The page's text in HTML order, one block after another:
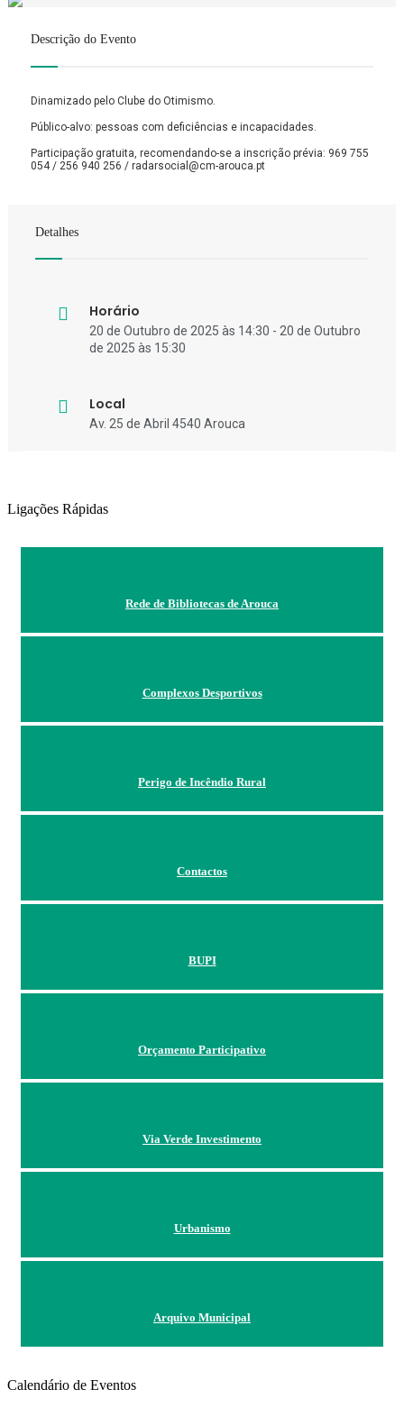
Descrição do Evento
Dinamizado pelo Clube do Otimismo.
Público-alvo: pessoas com deficiências e incapacidades.
Participação gratuita, recomendando-se a inscrição prévia: 969 755
054 / 256 940 256 / radarsocial@cm-arouca.pt
Detalhes
Horário
20 de Outubro de 2025 às 14:30 - 20 de Outubro
de 2025 às 15:30
Local
Av. 25 de Abril 4540 Arouca
Ligações Rápidas
Rede de Bibliotecas de Arouca
Complexos Desportivos
Perigo de Incêndio Rural
Contactos
BUPI
Orçamento Participativo
Via Verde Investimento
Urbanismo
Arquivo Municipal
Calendário de Eventos